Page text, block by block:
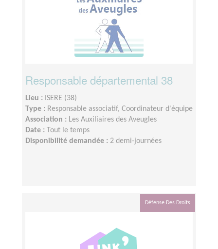
Responsable départemental 38
Lieu : ISERE (38)
Type : Responsable associatif, Coordinateur d'équipe
Association : Les Auxiliaires des Aveugles
Date :
Tout le temps
Disponibilité demandée : 2 demi-journées
Défense Des Droits